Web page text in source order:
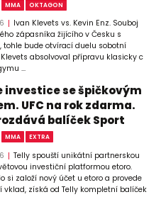
MMA OKTAGON
Ivan Klevets vs. Kevin Enz. Souboj
zápasníka žijícího v Česku s
tohle bude otvírací duelu sobotní
Klevets absolvoval přípravu klasicky c
...
investice se špičkovým
UFC na rok zdarma.
balíček Sport
MMA EXTRA
Telly spouští unikátní partnerskou
investiční platformou etoro.
si založí nový účet u etoro a provede
vklad, získá od Telly kompletní balíček